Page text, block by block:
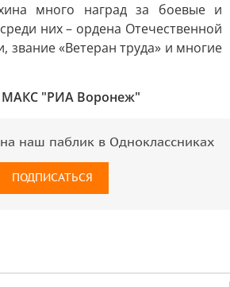
много наград за боевые и
них – ордена Отечественной
звание «Ветеран труда» и многие
МАКС "РИА Воронеж"
наш паблик в Одноклассниках
ПОДПИСАТЬСЯ